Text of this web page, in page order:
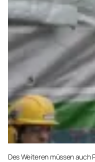
Des Weiteren müssen auch